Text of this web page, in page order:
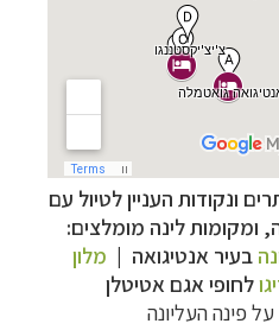
ונקודות העניין לטיול עם
ומקומות לינה מומלצים:
בעיר אנטיגואה | מלון
לחופי אגם אטיטלן
פינה העליונה
לדרום ומרכז אמריקה לחצו לרשימת
אמריקהלחצו לרשימת היעדים »
נופש לחצו לרשימת היעדים »